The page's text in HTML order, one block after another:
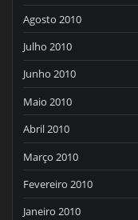
Agosto 2010
Julho 2010
Junho 2010
Maio 2010
Abril 2010
Março 2010
Fevereiro 2010
Janeiro 2010